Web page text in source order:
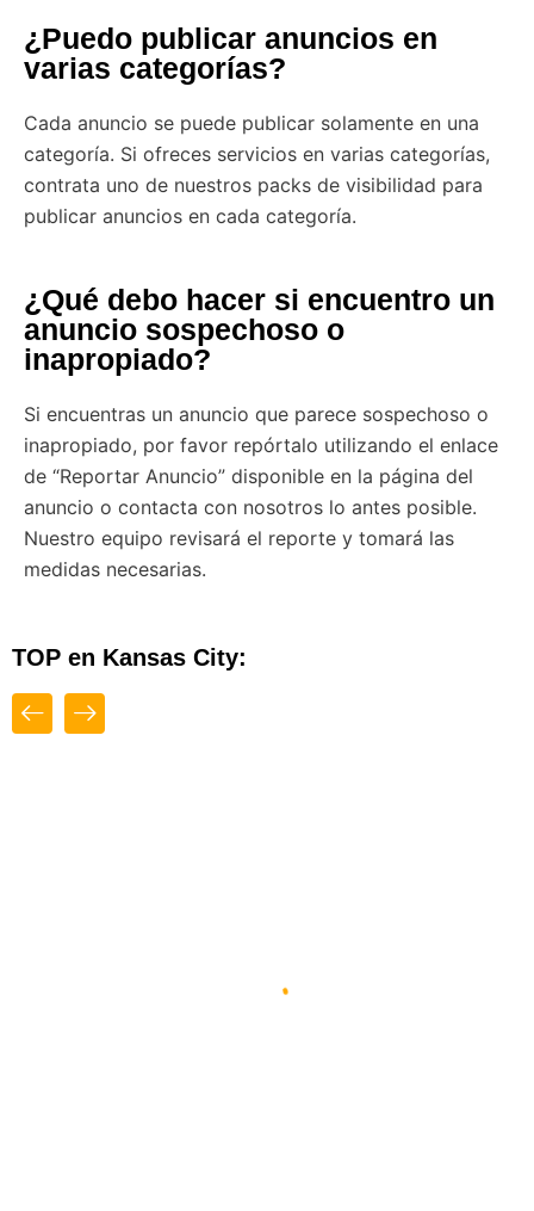
TOP en Kansas City:
¿Puedo publicar anuncios en
varias categorías?
Cada anuncio se puede publicar solamente en una
categoría. Si ofreces servicios en varias categorías,
contrata uno de nuestros packs de visibilidad para
publicar anuncios en cada categoría.
¿Qué debo hacer si encuentro un
anuncio sospechoso o
inapropiado?
Si encuentras un anuncio que parece sospechoso o
inapropiado, por favor repórtalo utilizando el enlace
de “Reportar Anuncio” disponible en la página del
anuncio o contacta con nosotros lo antes posible.
Nuestro equipo revisará el reporte y tomará las
medidas necesarias.